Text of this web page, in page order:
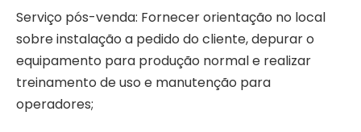
Serviço pós-venda: Fornecer orientação no local
sobre instalação a pedido do cliente, depurar o
equipamento para produção normal e realizar
treinamento de uso e manutenção para
operadores;